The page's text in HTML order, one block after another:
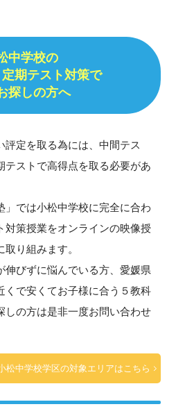
中学校の
期テスト対策で
探しの方へ
評定を取る為には、中間テス
テストで高得点を取る必要があ
」では小松中学校に完全に合わ
対策授業をオンラインの映像授
り組みます。
伸びずに悩んでいる方、愛媛県
くで安くてお子様に合う５教科
しの方は是非一度お問い合わせ
松中学校学区の対象エリアはこちら